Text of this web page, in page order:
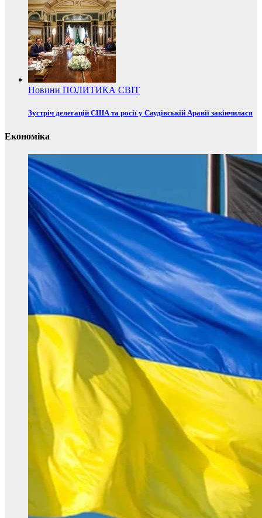
Новини ПОЛИТИКА СВІТ
Зустріч делегацій США та росії у Саудівській Аравії закінчилася
Економіка